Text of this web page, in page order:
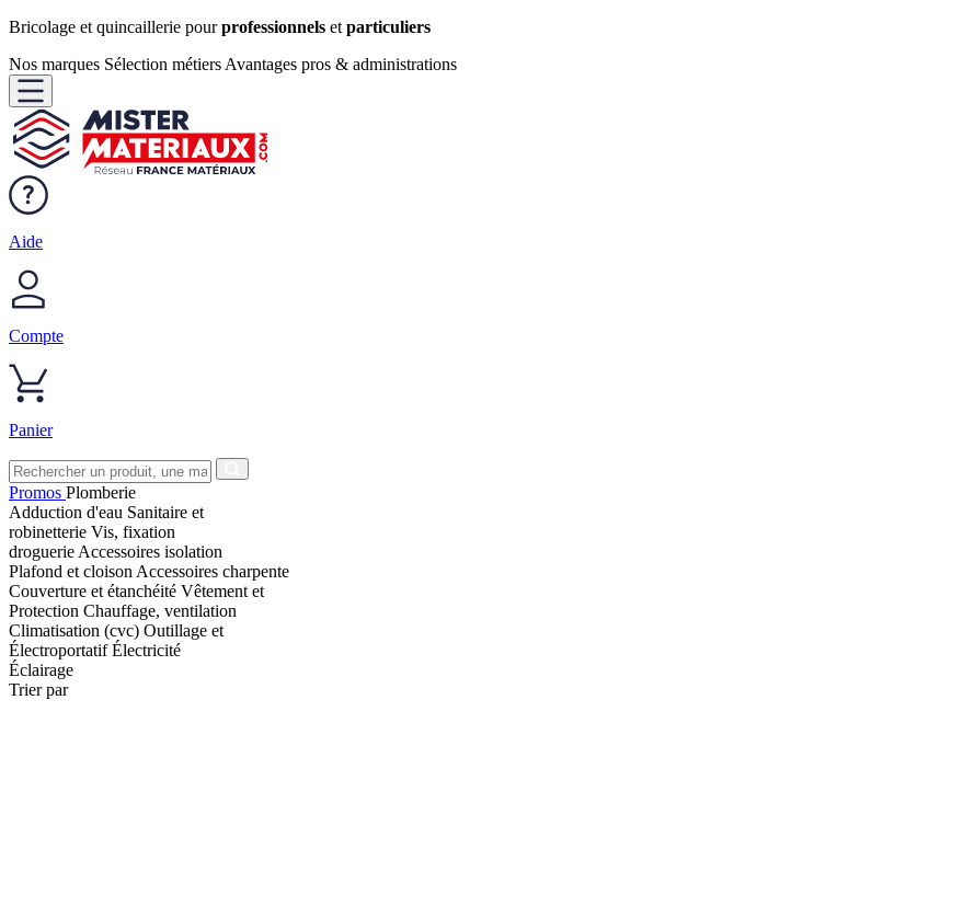
Bricolage et quincaillerie pourprofessionnels et particuliers
Nos marques Sélection métiers Avantages pros & administrations
Aide
Compte
Panier
Promos Plomberie
Adduction d'eau Sanitaire et
robinetterie Vis, fixation
droguerie Accessoires isolation
Plafond et cloison Accessoires charpente
Couverture et étanchéité Vêtement et
Protection Chauffage, ventilation
Climatisation (cvc) Outillage et
ÉlectroportatifÉlectricité
Éclairage
Trier par